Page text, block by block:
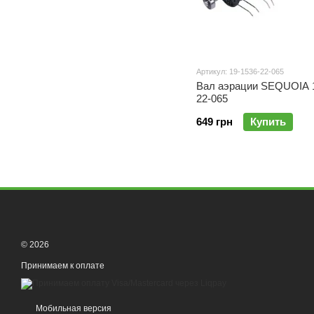
Артикул: 19-1536-22-065
Вал аэрации SEQUOIA
22-065
649 грн
Купить
© 2026
Принимаем к оплате
Мобильная версия